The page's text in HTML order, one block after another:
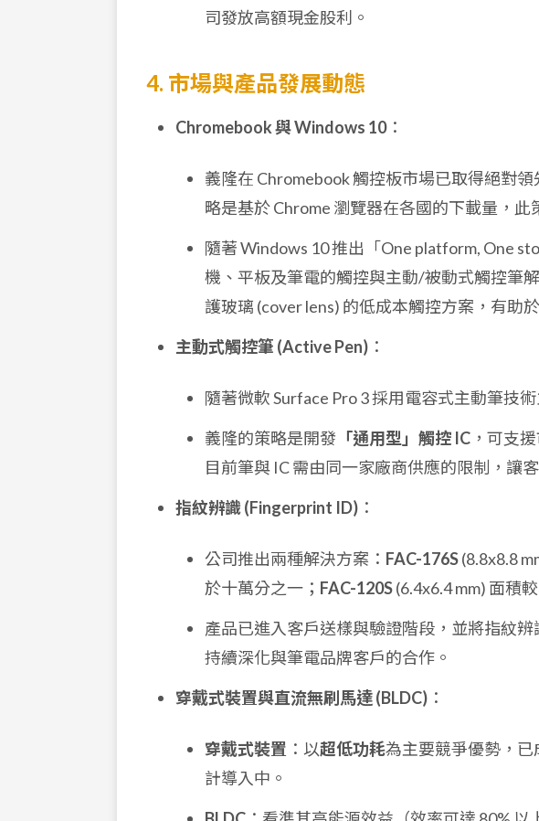
司發放高額現金股利。
4. 市場與產品發展動態
Chromebook 與 Windows 10：
義隆在 Chromebook 觸控板市場已取得絕對
略是基於 Chrome 瀏覽器在各國的下載量，此
隨著 Windows 10 推出「One platform, One
機、平板及筆電的觸控與主動/被動式觸控筆
護玻璃 (cover lens) 的低成本觸控方案，有助
主動式觸控筆 (Active Pen) ：
隨著微軟 Surface Pro 3 採用電容式主動筆技
義隆的策略是開發 「通用型」觸控 IC ，可支
目前筆與 IC 需由同一家廠商供應的限制，讓
指紋辨識 (Fingerprint ID) ：
公司推出兩種解決方案： FAC-176S(8.8x8.8
於十萬分之一； FAC-120S(6.4x6.4 mm) 面積
產品已進入客戶送樣與驗證階段，並將指紋辨
持續深化與筆電品牌客戶的合作。
穿戴式裝置與直流無刷馬達 (BLDC) ：
穿戴式裝置 ：以超低功耗為主要競爭優勢，
計導入中。